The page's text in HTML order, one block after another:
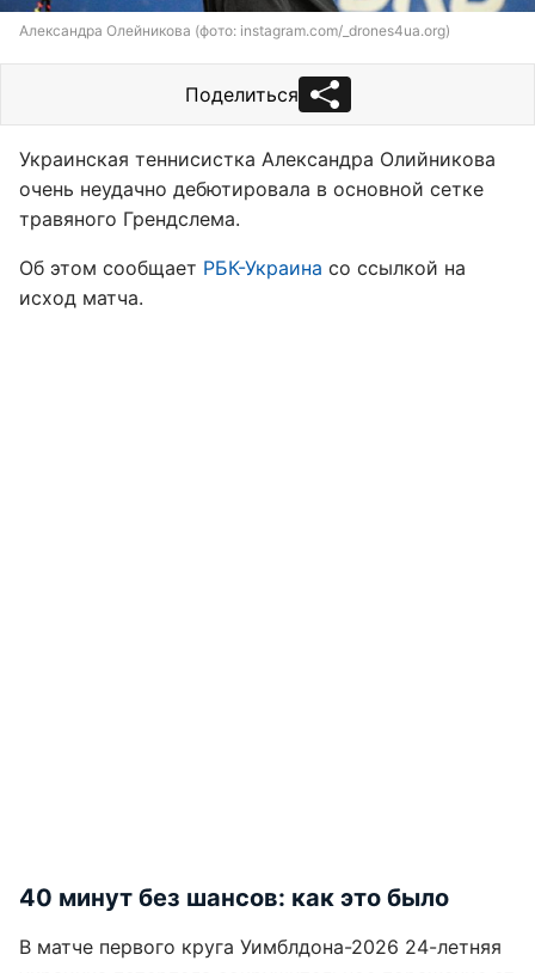
Александра Олейникова (фото: instagram.com/_drones4ua.org)
Поделиться
Украинская теннисистка Александра Олийникова
очень неудачно дебютировала в основной сетке
травяного Грендслема.
Об этом сообщает РБК-Украина со ссылкой на
исход матча.
40 минут без шансов: как это было
В матче первого круга Уимблдона-2026 24-летняя